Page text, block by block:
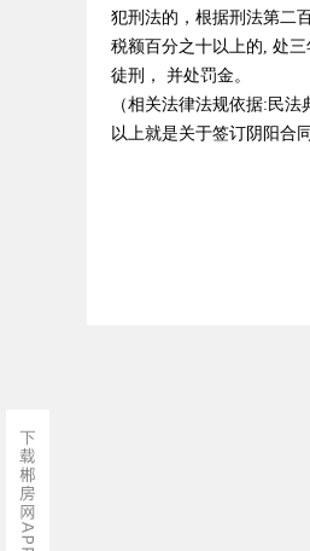
犯刑法的，根据刑法第二
税额百分之十以上的, 处
徒刑， 并处罚金。
（相关法律法规依据:民
以上就是关于签订阴阳合